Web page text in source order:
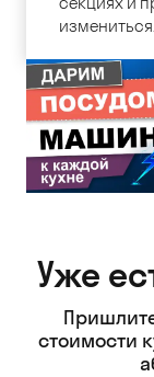
измениться.
Уже
стоимости